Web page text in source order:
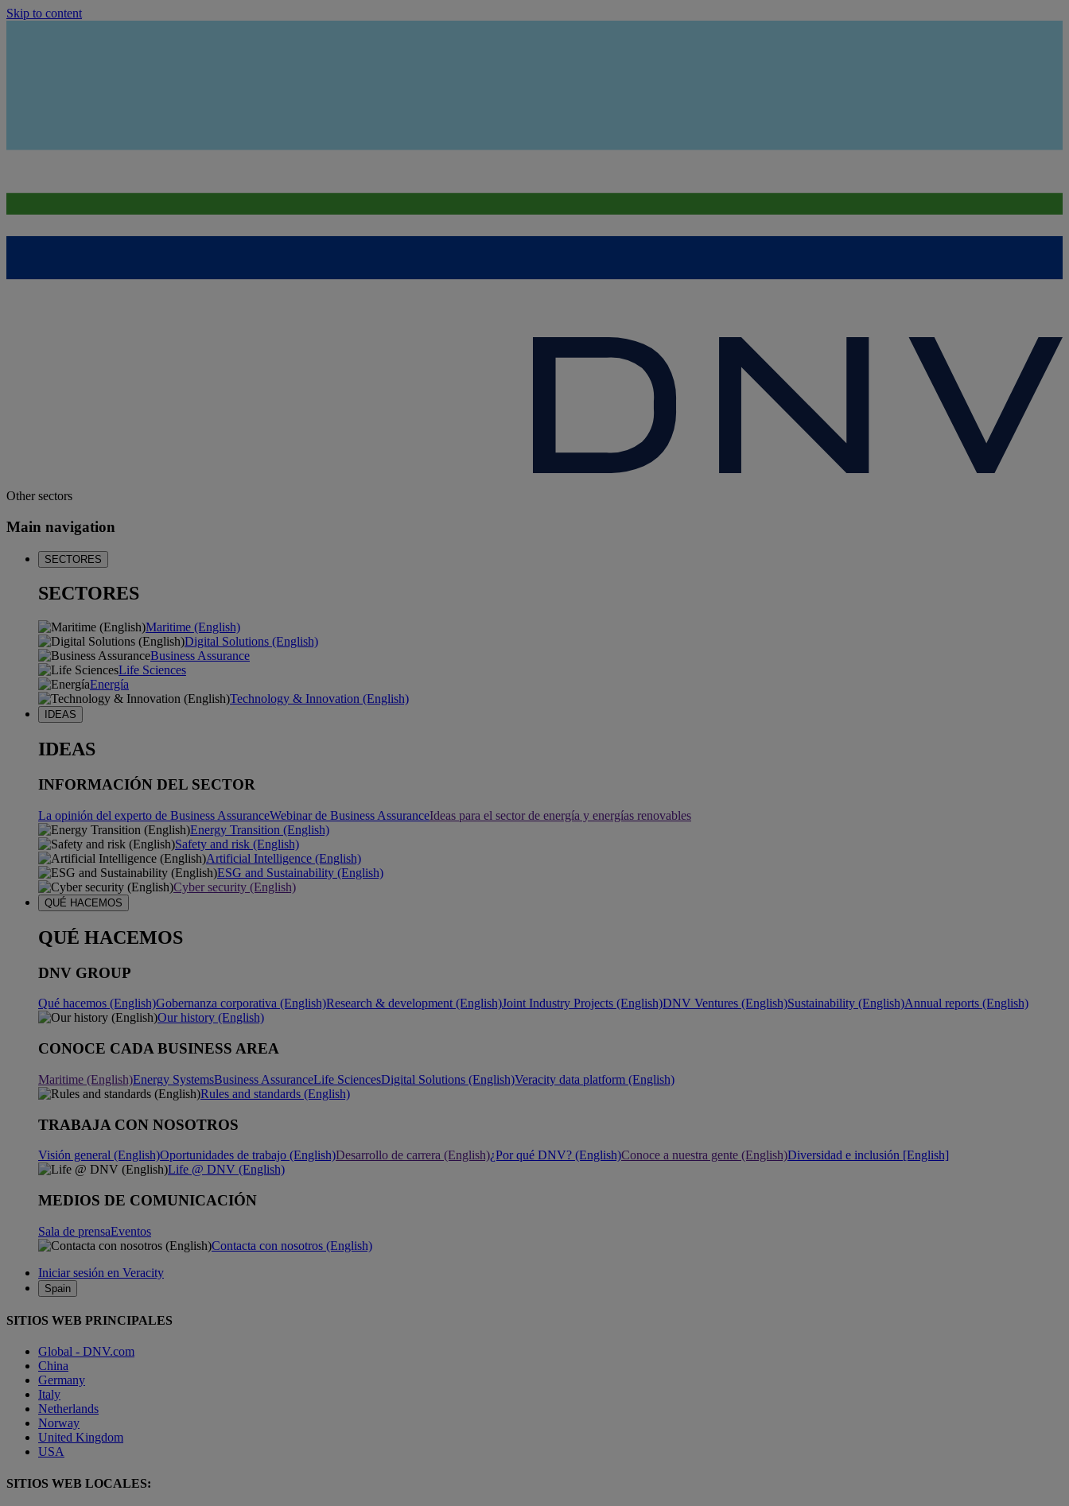
Skip to content
Other sectors
Main navigation
SECTORES
SECTORES
Maritime (English)
Digital Solutions (English)
Business Assurance
Life Sciences
Energía
Technology & Innovation (English)
IDEAS
IDEAS
INFORMACIÓN DEL SECTOR
La opinión del experto de Business AssuranceWebinar de Business AssuranceIdeas para el sector de energía y energías renovables
Energy Transition (English)
Safety and risk (English)
Artificial Intelligence (English)
ESG and Sustainability (English)
Cyber security (English)
QUÉ HACEMOS
QUÉ HACEMOS
DNV GROUP
Qué hacemos (English)Gobernanza corporativa (English)Research & development (English)Joint Industry Projects (English)DNV Ventures (English)Sustainability (English)Annual reports (English)
Our history (English)
CONOCE CADA BUSINESS AREA
Maritime (English)Energy SystemsBusiness AssuranceLife SciencesDigital Solutions (English)Veracity data platform (English)
Rules and standards (English)
TRABAJA CON NOSOTROS
Visión general (English)Oportunidades de trabajo (English)Desarrollo de carrera (English)¿Por qué DNV? (English)Conoce a nuestra gente (English)Diversidad e inclusión [English]
Life @ DNV (English)
MEDIOS DE COMUNICACIÓN
Sala de prensaEventos
Contacta con nosotros (English)
Iniciar sesión en Veracity
Spain
SITIOS WEB PRINCIPALES
Global - DNV.com
China
Germany
Italy
Netherlands
Norway
United Kingdom
USA
SITIOS WEB LOCALES: